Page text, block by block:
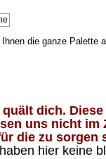
die ganze Palette
dich.
uns nicht
die zu
hier keine